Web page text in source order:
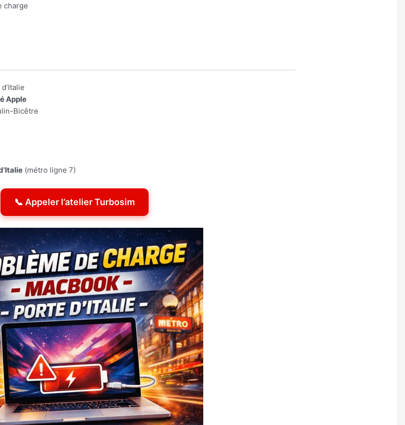
charge
Apple
Bicêtre
(métro ligne 7)
📞 Appeler l’atelier Turbosim